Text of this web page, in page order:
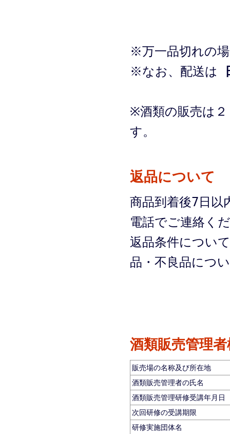
※万一品切れの
※なお、配送は
※酒類の販売は
す。
返品について
商品到着後7日
電話でご連絡く
返品条件につい
品・不良品につ
酒類販売管理
販売場の名称及び所在地
酒類販売管理者の氏名
酒類販売管理研修受講年月日
次回研修の受講期限
研修実施団体名